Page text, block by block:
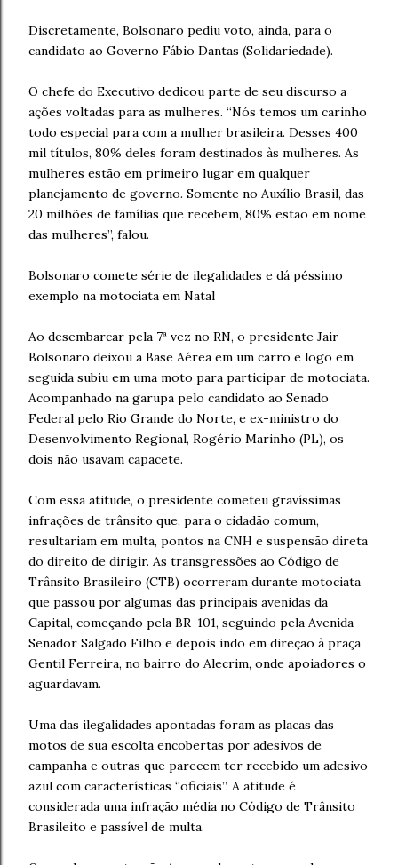
Discretamente, Bolsonaro pediu voto, ainda, para o
candidato ao Governo Fábio Dantas (Solidariedade).
O chefe do Executivo dedicou parte de seu discurso a
ações voltadas para as mulheres. “Nós temos um carinho
todo especial para com a mulher brasileira. Desses 400
mil títulos, 80% deles foram destinados às mulheres. As
mulheres estão em primeiro lugar em qualquer
planejamento de governo. Somente no Auxílio Brasil, das
20 milhões de famílias que recebem, 80% estão em nome
das mulheres”, falou.
Bolsonaro comete série de ilegalidades e dá péssimo
exemplo na motociata em Natal
Ao desembarcar pela 7ª vez no RN, o presidente Jair
Bolsonaro deixou a Base Aérea em um carro e logo em
seguida subiu em uma moto para participar de motociata.
Acompanhado na garupa pelo candidato ao Senado
Federal pelo Rio Grande do Norte, e ex-ministro do
Desenvolvimento Regional, Rogério Marinho (PL), os
dois não usavam capacete.
Com essa atitude, o presidente cometeu gravíssimas
infrações de trânsito que, para o cidadão comum,
resultariam em multa, pontos na CNH e suspensão direta
do direito de dirigir. As transgressões ao Código de
Trânsito Brasileiro (CTB) ocorreram durante motociata
que passou por algumas das principais avenidas da
Capital, começando pela BR-101, seguindo pela Avenida
Senador Salgado Filho e depois indo em direção à praça
Gentil Ferreira, no bairro do Alecrim, onde apoiadores o
aguardavam.
Uma das ilegalidades apontadas foram as placas das
motos de sua escolta encobertas por adesivos de
campanha e outras que parecem ter recebido um adesivo
azul com características “oficiais”. A atitude é
considerada uma infração média no Código de Trânsito
Brasileito e passível de multa.